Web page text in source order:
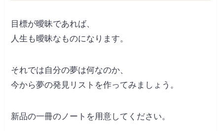
目標が曖昧であれば、
人生も曖昧なものになります。
それでは自分の夢は何なのか、
今から夢の発見リストを作ってみましょう。
新品の一冊のノートを用意してください。